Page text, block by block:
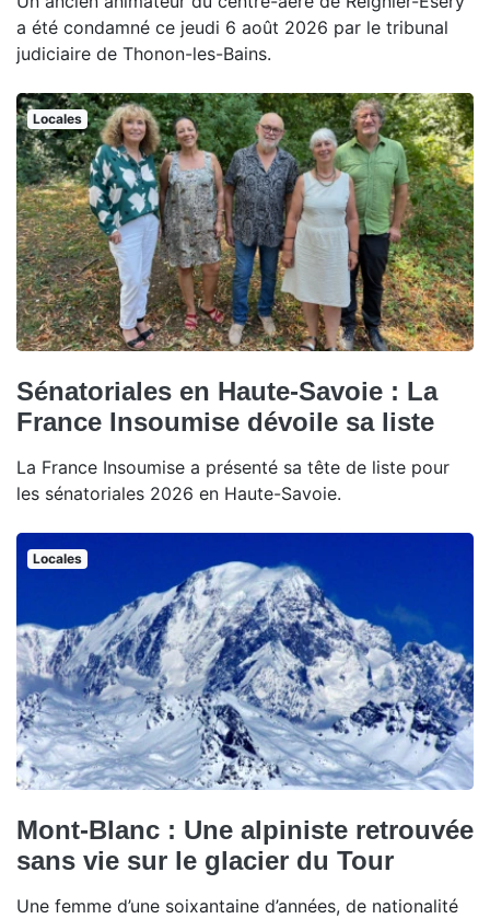
a été condamné ce jeudi 6 août 2026 par le tribunal
judiciaire de Thonon-les-Bains.
Locales
Sénatoriales en Haute-Savoie : La
France Insoumise dévoile sa liste
La France Insoumise a présenté sa tête de liste pour
les sénatoriales 2026 en Haute-Savoie.
Locales
Mont-Blanc : Une alpiniste retrouvée
sans vie sur le glacier du Tour
Une femme d’une soixantaine d’années, de nationalité